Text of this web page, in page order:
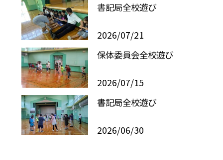
書記局全校遊び
2026/07/21
保体委員会全校遊び
2026/07/15
書記局全校遊び
2026/06/30